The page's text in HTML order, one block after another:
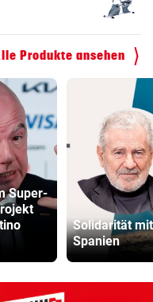
Produkte ansehen
Super-
Solidarität mit
Spanien